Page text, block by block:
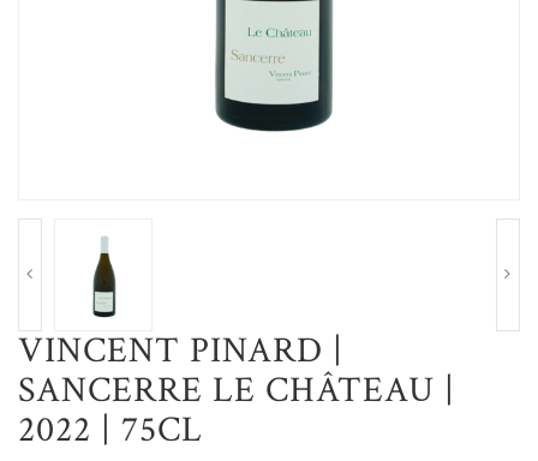
VINCENT PINARD |
SANCERRE LE CHÂTEAU |
2022 | 75CL